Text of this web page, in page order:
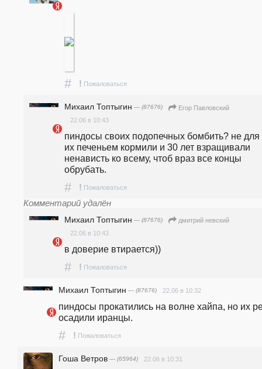
# ! Пожаловаться
Михаил Топтыгин — (87676)
Егор Павловский
22.06 в 10:43
пиндосы своих подопечных бомбить? не для
их печеньем кормили и 30 лет взращивали
ненависть ко всему, чтоб враз все концы
обрубать.
# ! Пожаловаться
Комментарий удалён
Михаил Топтыгин — (87676)
дмитрий невский
22.06 в 10:43
в доверие втирается))
# ! Пожаловаться
Михаил Топтыгин — (87676) 22.06 в 10:32
пиндосы прокатились на волне хайпа, но их
осадили иранцы.
# ! Пожаловаться
Гоша Ветров — (65964) 22.06 в 10:31